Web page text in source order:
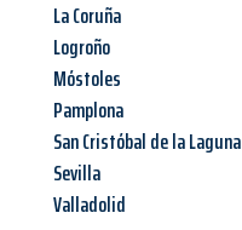
La Coruña
Logroño
Móstoles
Pamplona
San Cristóbal de la Laguna
Sevilla
Valladolid